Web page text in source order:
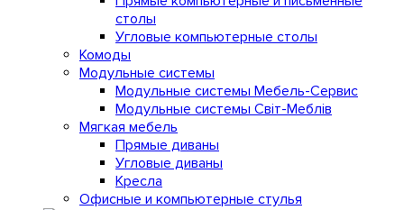
столы
Угловые компьютерные столы
Комоды
Модульные системы
Модульные системы Мебель-Сервис
Модульные системы Світ-Meблів
Мягкая мебель
Прямые диваны
Угловые диваны
Кресла
Офисные и компьютерные стулья